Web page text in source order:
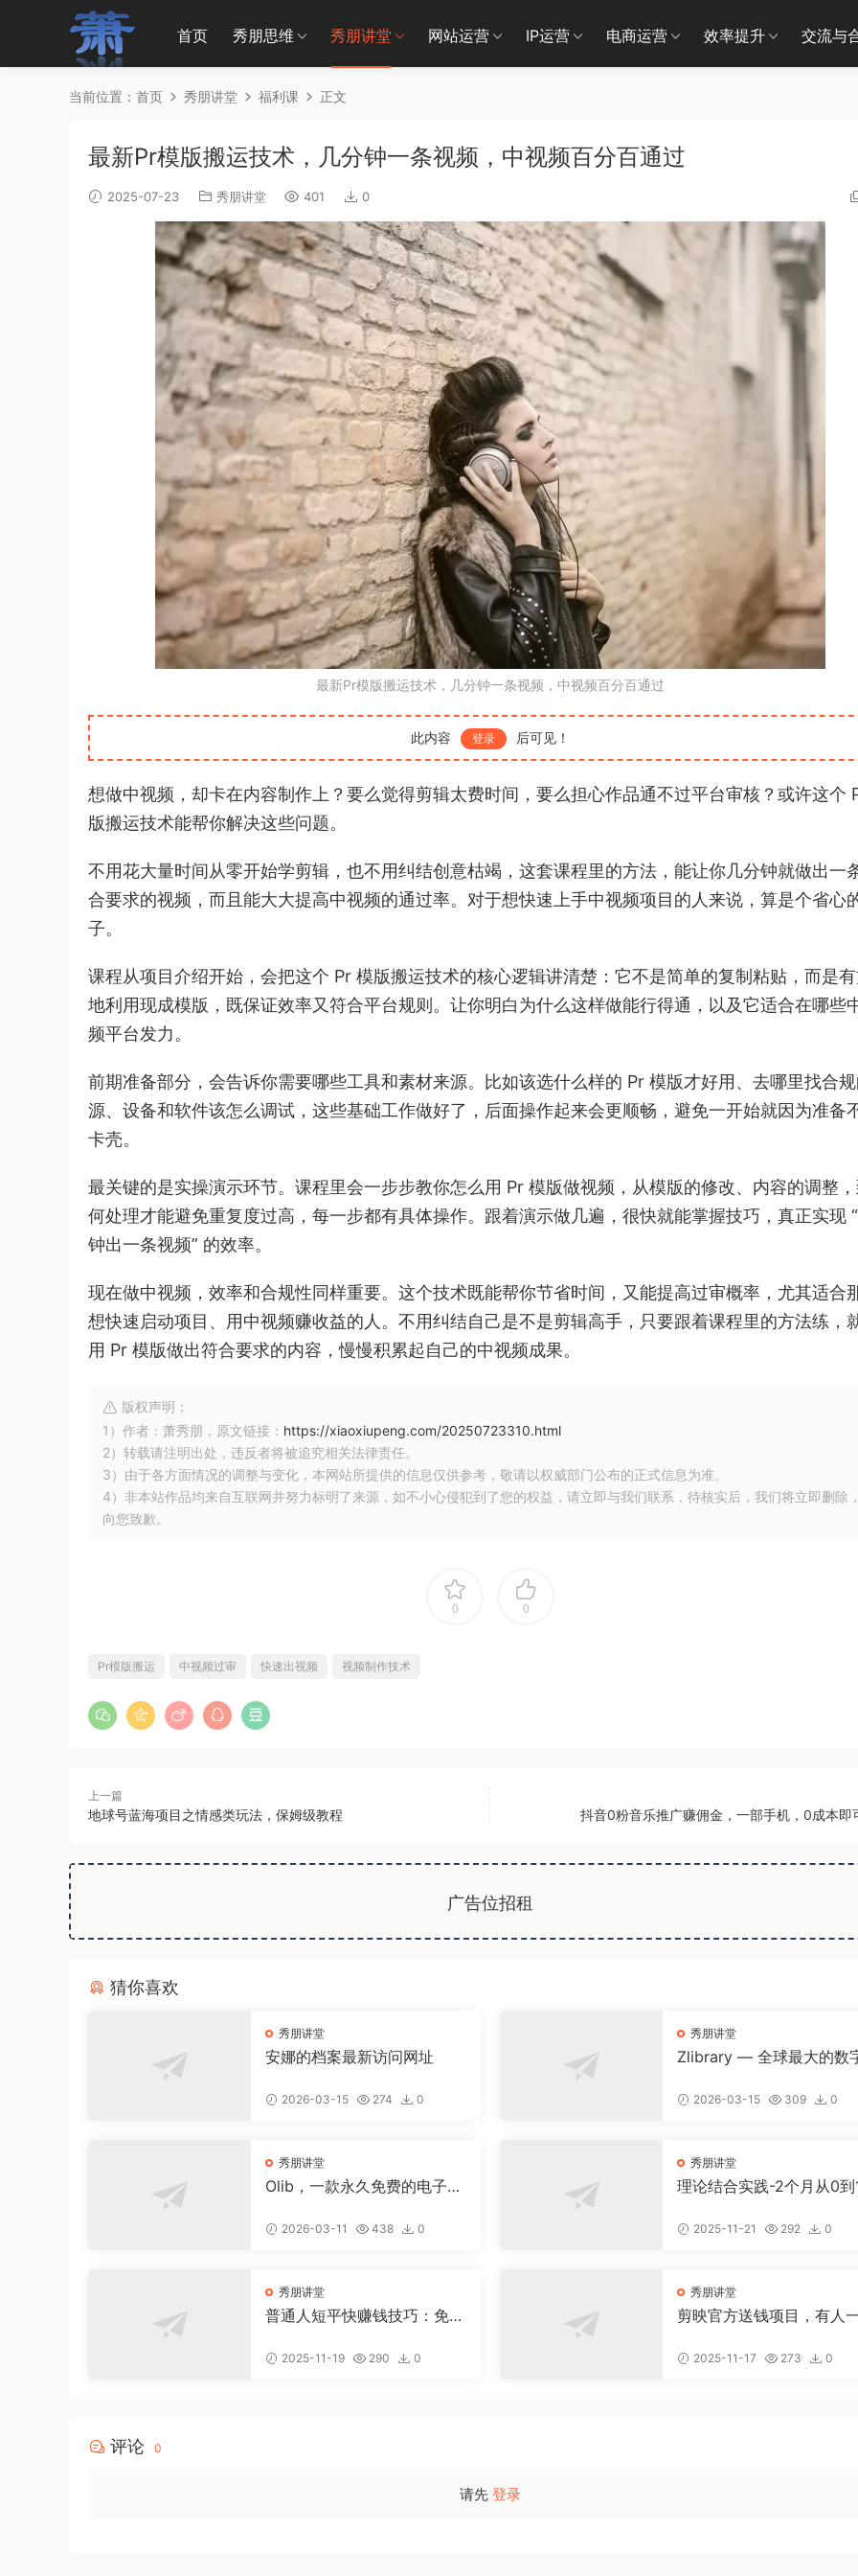
首页 秀朋思维 秀朋讲堂 网站运营 IP运营 电商运营 效率提升 交流与
当前位置： 首页 秀朋讲堂 福利课 正文
最新Pr模版搬运技术，几分钟一条视频，中视频百分百通过
2025-07-23 秀朋讲堂 401 0
最新Pr模版搬运技术，几分钟一条视频，中视频百分百通过
此内容 登录 后可见！
想做中视频，却卡在内容制作上？要么觉得剪辑太费时间，要么担心作品通不过平台审核？或许这个
版搬运技术能帮你解决这些问题。
不用花大量时间从零开始学剪辑，也不用纠结创意枯竭，这套课程里的方法，能让你几分钟就做出一
合要求的视频，而且能大大提高中视频的通过率。对于想快速上手中视频项目的人来说，算是个省心
子。
课程从项目介绍开始，会把这个 Pr 模版搬运技术的核心逻辑讲清楚：它不是简单的复制粘贴，而是
地利用现成模版，既保证效率又符合平台规则。让你明白为什么这样做能行得通，以及它适合在哪些
频平台发力。
前期准备部分，会告诉你需要哪些工具和素材来源。比如该选什么样的 Pr 模版才好用、去哪里找合
源、设备和软件该怎么调试，这些基础工作做好了，后面操作起来会更顺畅，避免一开始就因为准备
卡壳。
最关键的是实操演示环节。课程里会一步步教你怎么用 Pr 模版做视频，从模版的修改、内容的调整
何处理才能避免重复度过高，每一步都有具体操作。跟着演示做几遍，很快就能掌握技巧，真正实现
钟出一条视频” 的效率。
现在做中视频，效率和合规性同样重要。这个技术既能帮你节省时间，又能提高过审概率，尤其适合
想快速启动项目、用中视频赚收益的人。不用纠结自己是不是剪辑高手，只要跟着课程里的方法练，
用 Pr 模版做出符合要求的内容，慢慢积累起自己的中视频成果。
版权声明：
1）作者：萧秀朋，原文链接： https://xiaoxiupeng.com/20250723310.html
2）转载请注明出处，违反者将被追究相关法律责任。
3）由于各方面情况的调整与变化，本网站所提供的信息仅供参考，敬请以权威部门公布的正式信息为准。
4）非本站作品均来自互联网并努力标明了来源，如不小心侵犯到了您的权益，请立即与我们联系，待核实后，我们将立即删除
向您致歉。
0 0
Pr模版搬运 中视频过审 快速出视频 视频制作技术
上一篇
地球号蓝海项目之情感类玩法，保姆级教程 抖音0粉音乐推广赚佣金，一部手机，0成本即
广告位招租
猜你喜欢
秀朋讲堂
安娜的档案最新访问网址
2026-03-15 274 0
秀朋讲堂
Zlibrary — 全球最大的数
载！2026-03-15 309 0
秀朋讲堂
Olib，一款永久免费的电子书
2026-03-11 438 0
秀朋讲堂
理论结合实践-2个月从0到
2025-11-21 292 0
秀朋讲堂
普通人短平快赚钱技巧：免费
众号流量主新玩法
2025-11-19 290 0
秀朋讲堂
剪映官方送钱项目，有人
2025-11-17 273 0
评论 0
请先 登录